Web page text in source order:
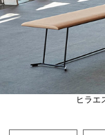
ヒラ